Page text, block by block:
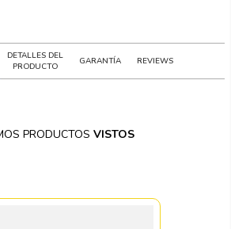
DETALLES DEL
PRODUCTO
GARANTÍA REVIEWS
PRODUCTOS VISTOS